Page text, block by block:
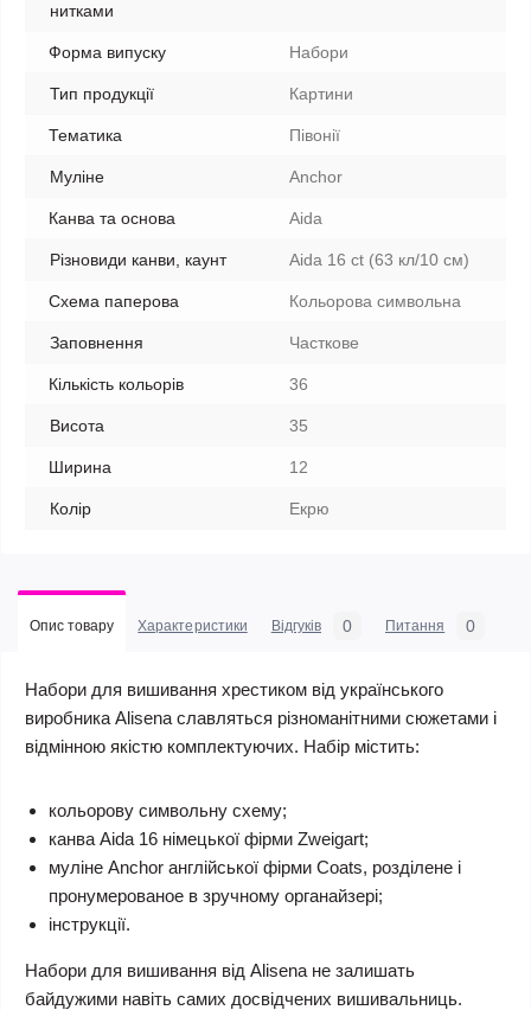
нитками
Форма випуску Набори
Тип продукції Картини
Тематика Півонії
Муліне Anchor
Канва та основа Aida
Різновиди канви, каунт Aida 16 ct (63 кл/10 см)
Схема паперова Кольорова символьна
Заповнення Часткове
Кількість кольорів 36
Висота 35
Ширина 12
Колір Екрю
Опис товару Характеристики Відгуків 0 Питання 0
Набори для вишивання хрестиком від українського
виробника Alisena славляться різноманітними сюжетами і
відмінною якістю комплектуючих. Набір містить:
кольорову символьну схему;
канва Aida 16 німецької фірми Zweigart;
муліне Anchor англійської фірми Coats, розділене і
пронумерованое в зручному органайзері;
інструкції.
Набори для вишивання від Alisena не залишать
байдужими навіть самих досвідчених вишивальниць.